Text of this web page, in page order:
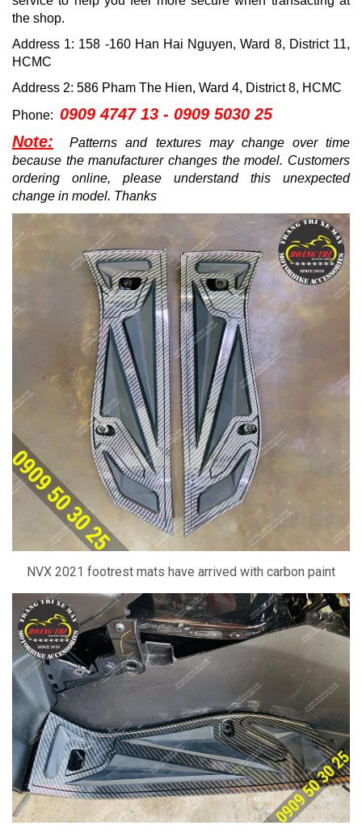
the shop.
Address 1: 158 -160 Han Hai Nguyen, Ward 8, District 11,
HCMC
Address 2: 586 Pham The Hien, Ward 4, District 8, HCMC
Phone: 0909 4747 13 - 0909 5030 25
Note: Patterns and textures may change over time
because the manufacturer changes the model. Customers
ordering online, please understand this unexpected
change in model. Thanks
NVX 2021 footrest mats have arrived with carbon paint